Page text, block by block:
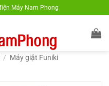
Máy Nam Phong
/ Máy giặt Funiki